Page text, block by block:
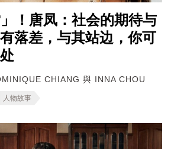
！唐凤：社会的期待与
落差，与其站边，你可
CHIANG 與 INNA CHOU
人物故事